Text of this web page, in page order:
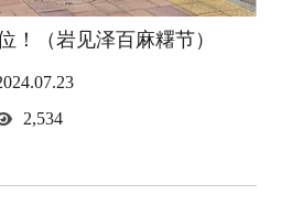
！（岩见泽百麻糬节）
2,534